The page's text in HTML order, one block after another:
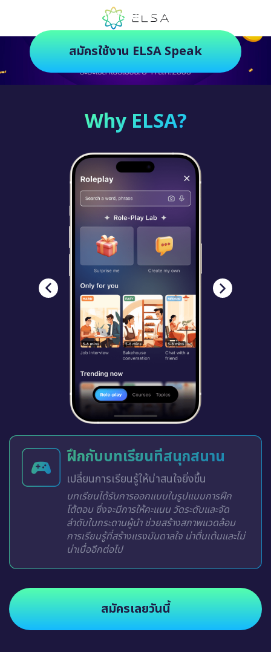
ตัวช่วยฝึกภาษายุคใหม่ ฝึกสนุกยิ่งกว่า
สมัครใช้งาน ELSA Speak
Why ELSA?
ฝึกกับบทเรียนที่สนุกสนาน
เปลี่ยนการเรียนรู้ให้น่าสนใจยิ่งขึ้น
บทเรียนได้รับการออกแบบในรูปแบบการฝึก
โต้ตอบ ซึ่งจะมีการให้คะแนน วัดระดับและจัด
ลำดับในกระดานผู้นำ ช่วยสร้างสภาพแวดล้อม
การเรียนรู้ที่สร้างแรงบันดาลใจ น่าตื่นเต้นและไม่
น่าเบื่ออีกต่อไป
สมัครเลยวันนี้